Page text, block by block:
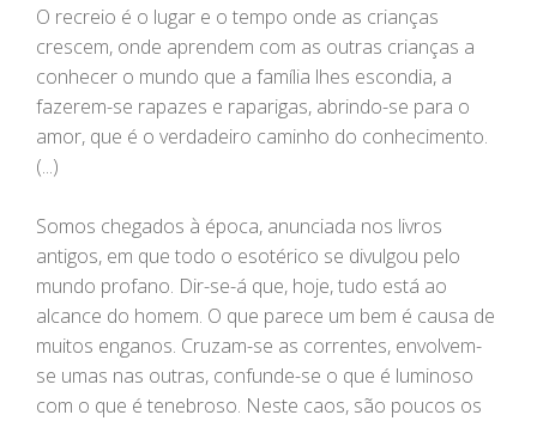
O recreio é o lugar e o tempo onde as crianças
crescem, onde aprendem com as outras crianças a
conhecer o mundo que a família lhes escondia, a
fazerem-se rapazes e raparigas, abrindo-se para o
amor, que é o verdadeiro caminho do conhecimento.
(...)
Somos chegados à época, anunciada nos livros
antigos, em que todo o esotérico se divulgou pelo
mundo profano. Dir-se-á que, hoje, tudo está ao
alcance do homem. O que parece um bem é causa de
muitos enganos. Cruzam-se as correntes, envolvem-
se umas nas outras, confunde-se o que é luminoso
com o que é tenebroso. Neste caos, são poucos os